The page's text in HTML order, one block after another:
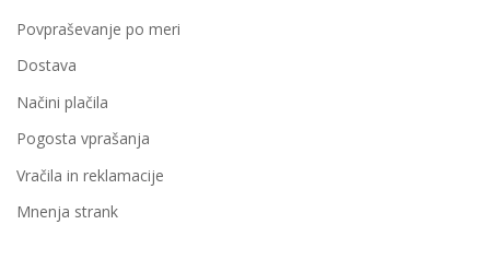
Povpraševanje po meri
Dostava
Načini plačila
Pogosta vprašanja
Vračila in reklamacije
Mnenja strank